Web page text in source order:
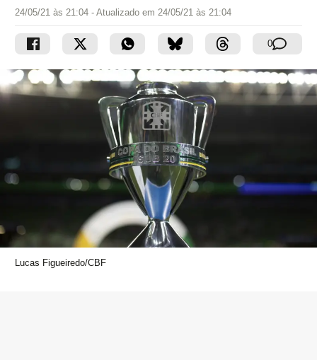
24/05/21 às 21:04 - Atualizado em 24/05/21 às 21:04
0
Lucas Figueiredo/CBF